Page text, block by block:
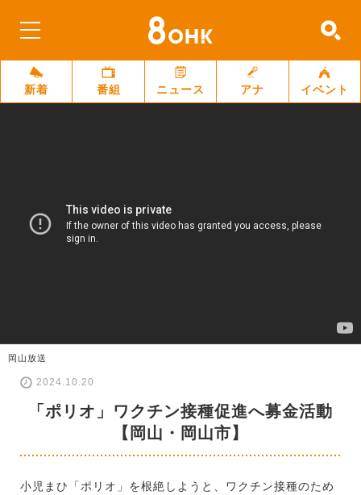
新着 番組 ニュース アナ イベント
岡山放送
2024.10.20
「ポリオ」ワクチン接種促進へ募金活動
【岡山・岡山市】
小児まひ「ポリオ」を根絶しようと、ワクチン接種のため